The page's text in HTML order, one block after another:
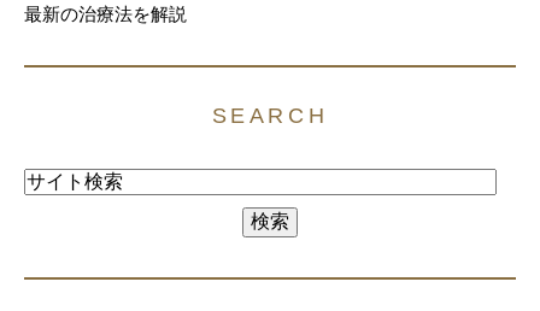
最新の治療法を解説
SEARCH